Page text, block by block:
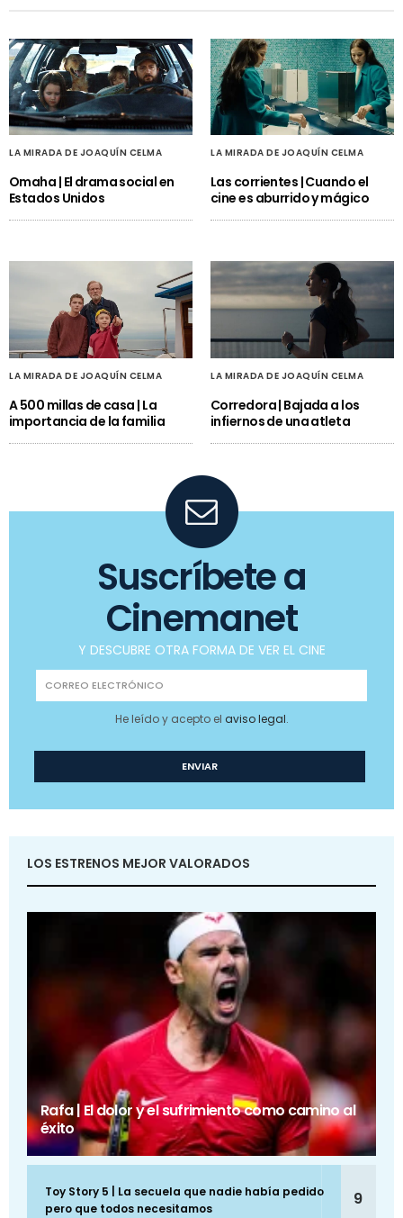
LA MIRADA DE JOAQUÍN CELMA
Omaha | El drama social en
Estados Unidos
LA MIRADA DE JOAQUÍN CELMA
Las corrientes | Cuando el
cine es aburrido y mágico
LA MIRADA DE JOAQUÍN CELMA
A 500 millas de casa | La
importancia de la familia
LA MIRADA DE JOAQUÍN CELMA
Corredora | Bajada a los
infiernos de una atleta
Suscríbete a
Cinemanet
Y DESCUBRE OTRA FORMA DE VER EL CINE
He leído y acepto el aviso legal.
LOS ESTRENOS MEJOR VALORADOS
Rafa | El dolor y el sufrimiento como camino al
éxito
Toy Story 5 | La secuela que nadie había pedido
pero que todos necesitamos
9